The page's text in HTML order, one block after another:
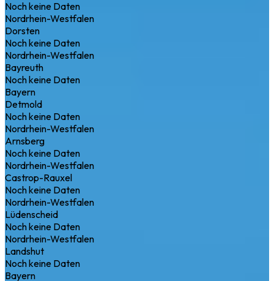
Noch keine Daten
Nordrhein-Westfalen
Dorsten
Noch keine Daten
Nordrhein-Westfalen
Bayreuth
Noch keine Daten
Bayern
Detmold
Noch keine Daten
Nordrhein-Westfalen
Arnsberg
Noch keine Daten
Nordrhein-Westfalen
Castrop-Rauxel
Noch keine Daten
Nordrhein-Westfalen
Lüdenscheid
Noch keine Daten
Nordrhein-Westfalen
Landshut
Noch keine Daten
Bayern